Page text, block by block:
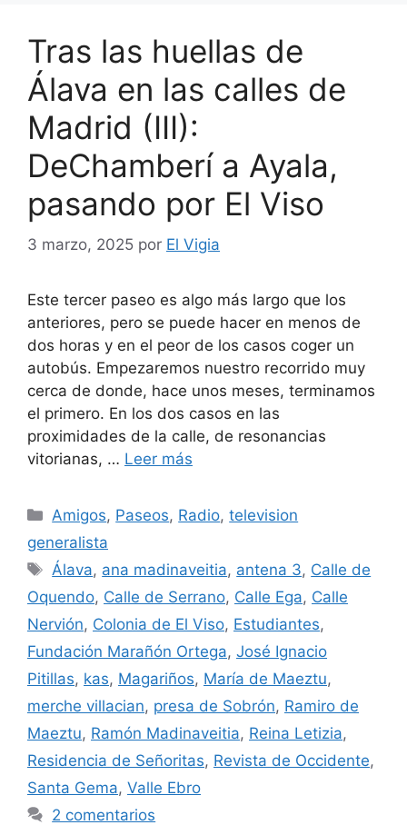
Tras las huellas de
Álava en las calles de
Madrid (III):
DeChamberí a Ayala,
pasando por El Viso
3 marzo, 2025 por El Vigia
Este tercer paseo es algo más largo que los
anteriores, pero se puede hacer en menos de
dos horas y en el peor de los casos coger un
autobús. Empezaremos nuestro recorrido muy
cerca de donde, hace unos meses, terminamos
el primero. En los dos casos en las
proximidades de la calle, de resonancias
vitorianas, … Leer más
Categorías
Amigos, Paseos, Radio,television
generalista
Etiquetas
Álava, ana madinaveitia, antena 3, Calle de
Oquendo, Calle de Serrano, Calle Ega, Calle
Nervión, Colonia de El Viso, Estudiantes,
Fundación Marañón Ortega, José Ignacio
Pitillas, kas, Magariños, María de Maeztu,
merche villacian, presa de Sobrón, Ramiro de
Maeztu, Ramón Madinaveitia, Reina Letizia,
Residencia de Señoritas, Revista de Occidente,
Santa Gema, Valle Ebro
2 comentarios